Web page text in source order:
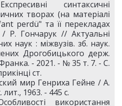
синтаксичні
творах (на матеріалі
perdü" та її перекладах
Р. Гончарук // Актуальні
наук : міжвузів. зб. наук.
Дрогобицького держ.
- 2021. - № 35 т. 7. - С.
ст.
мир Генриха Гейне / А.
1963. - 445 c.
використання